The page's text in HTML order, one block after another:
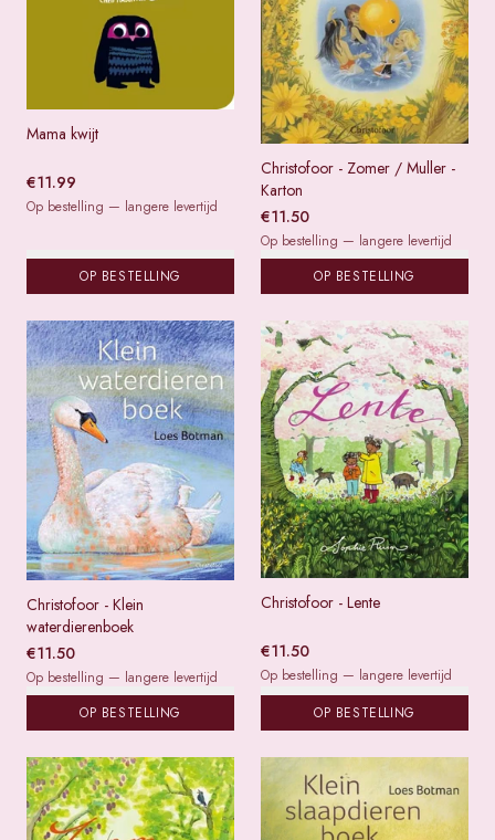
Mama kwijt
€11.99
Op bestelling — langere levertijd
OP BESTELLING
Christofoor - Zomer / Muller -
Karton
€11.50
Op bestelling — langere levertijd
OP BESTELLING
Christofoor - Klein
waterdierenboek
€11.50
Op bestelling — langere levertijd
OP BESTELLING
Christofoor - Lente
€11.50
Op bestelling — langere levertijd
OP BESTELLING